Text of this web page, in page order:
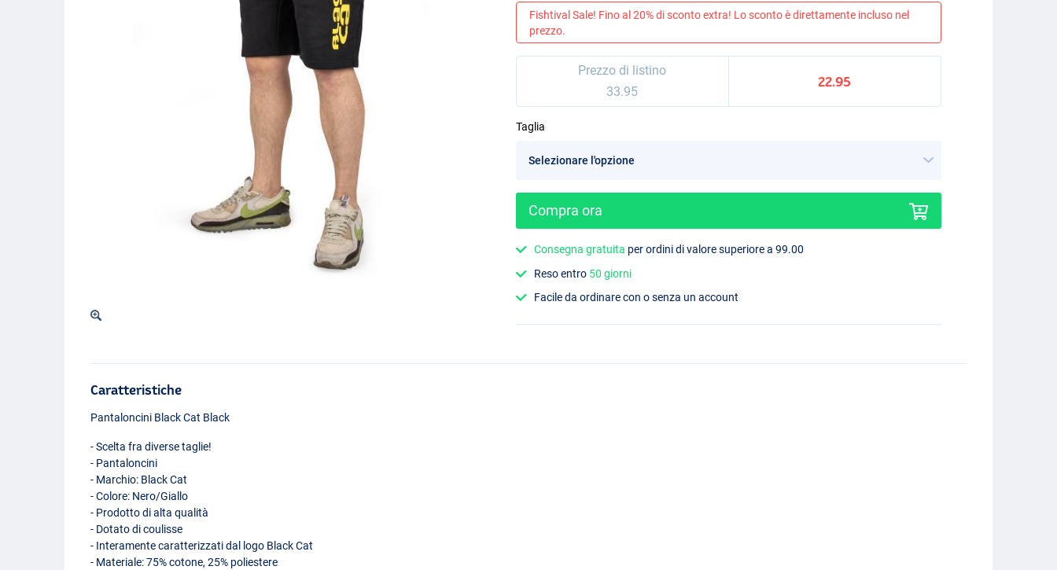
Fishtival Sale! Fino al 20% di sconto extra! Lo sconto è direttamente incluso nel
prezzo.
Prezzo di listino
33.95
22.95
Taglia
Compra ora
Consegna gratuita per ordini di valore superiore a 99.00
Reso entro 50 giorni
Facile da ordinare con o senza un account
Caratteristiche
Pantaloncini Black Cat Black
- Scelta fra diverse taglie!
- Pantaloncini
- Marchio: Black Cat
- Colore: Nero/Giallo
- Prodotto di alta qualità
- Dotato di coulisse
- Interamente caratterizzati dal logo Black Cat
- Materiale: 75% cotone, 25% poliestere